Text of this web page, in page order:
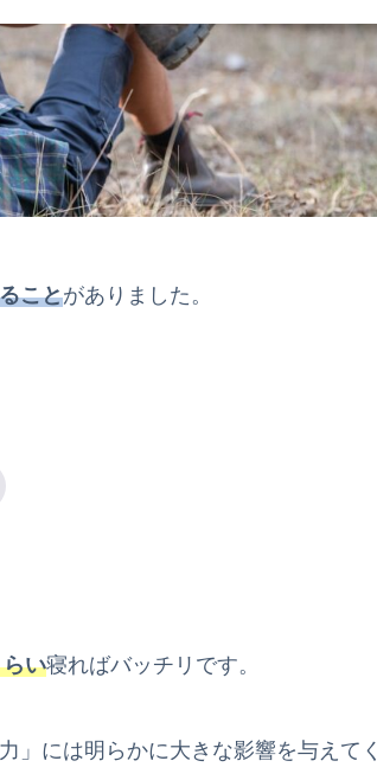
ことがありました。
い寝ればバッチリです。
」には明らかに大きな影響を与えてく